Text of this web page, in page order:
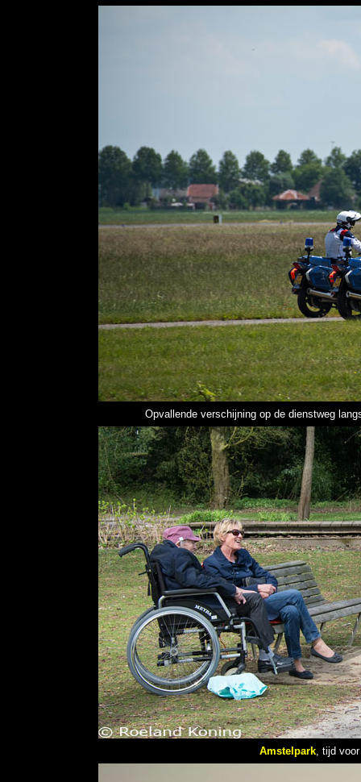
Opvallende verschijning op de dienstweg
Amstelpark, tijd